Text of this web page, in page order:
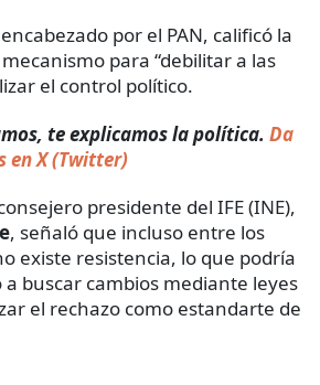
por el PAN, calificó la
para “debilitar a las
el control político.
te explicamos la política. Da
en X (Twitter)
presidente del IFE (INE),
, señaló que incluso entre los
existe resistencia, lo que podría
a buscar cambios mediante leyes
el rechazo como estandarte de